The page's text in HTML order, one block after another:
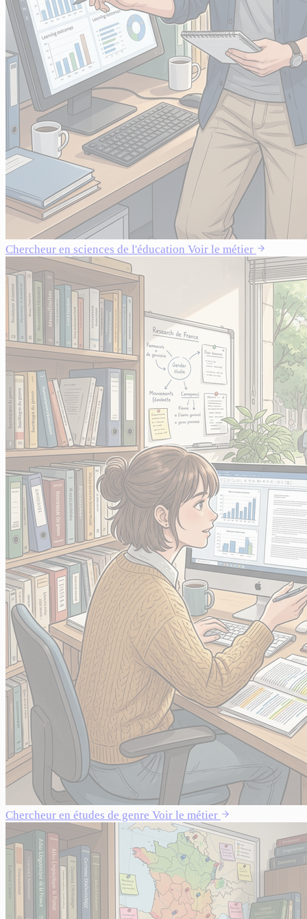
Chercheur en sciences de l'éducation Voir le métier
Chercheur en études de genre Voir le métier